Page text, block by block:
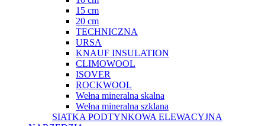
15 cm
20 cm
TECHNICZNA
URSA
KNAUF INSULATION
CLIMOWOOL
ISOVER
ROCKWOOL
Wełna mineralna skalna
Wełna mineralna szklana
SIATKA PODTYNKOWA ELEWACYJNA